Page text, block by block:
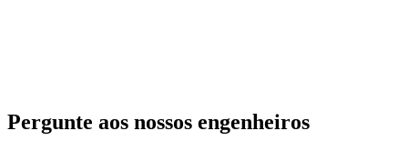
Pergunte aos nossos engenheiros